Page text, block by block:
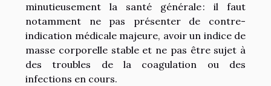
minutieusement la santé générale : il faut
notamment ne pas présenter de contre-
indication médicale majeure, avoir un indice de
masse corporelle stable et ne pas être sujet à
des troubles de la coagulation ou des
infections en cours.